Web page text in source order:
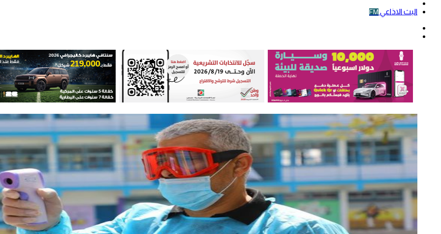
البث الاذاعي FM